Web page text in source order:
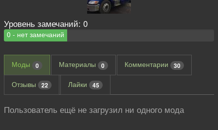
Уровень замечаний: 0
0 - нет замечаний
Моды 0 Материалы 0 Комментарии 30
Отзывы 22 Лайки 45
Пользователь ещё не загрузил ни одного мода